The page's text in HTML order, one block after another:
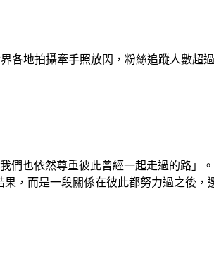
地拍攝牽手照放閃，粉絲追蹤人數超
也依然尊重彼此曾經一起走過的路」
，而是一段關係在彼此都努力過之後，